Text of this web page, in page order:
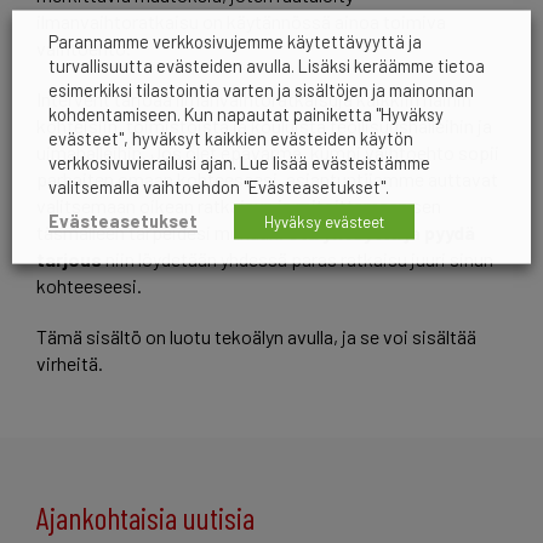
vaihtoehto.
Intervent tarjoaa ilmanvaihtoratkaisuja kaikkiin näihin
kohteisiin, toimistoista ja kouluista teollisuushalleihin ja
uimahalleihin. Jos olet epävarma, kumpi vaihtoehto sopii
parhaiten omaan kohteeseesi, asiantuntijamme auttavat
valitsemaan oikean ratkaisun ja mitoittamaan sen
täsmälleen tarpeidesi mukaan.Ota yhteyttä ja pyydä
tarjousniin löydetään yhdessä paras ratkaisu juuri sinun
kohteeseesi.
Tämä sisältö on luotu tekoälyn avulla, ja se voi sisältää
virheitä.
Ajankohtaisia uutisia
Parannamme verkkosivujemme käytettävyyttä ja
turvallisuutta evästeiden avulla. Lisäksi keräämme tietoa
esimerkiksi tilastointia varten ja sisältöjen ja mainonnan
kohdentamiseen. Kun napautat painiketta "Hyväksy
evästeet", hyväksyt kaikkien evästeiden käytön
verkkosivuvierailusi ajan. Lue lisää evästeistämme
valitsemalla vaihtoehdon "Evästeasetukset".
Evästeasetukset
Hyväksy evästeet